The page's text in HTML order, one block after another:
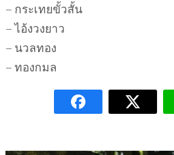
– กระเทยขั้วสั้น
– ไอ้งวงยาว
– นวลทอง
– ทองกมล